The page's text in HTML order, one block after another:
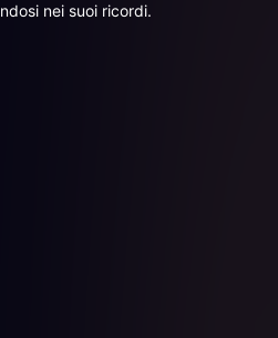
nei suoi ricordi.